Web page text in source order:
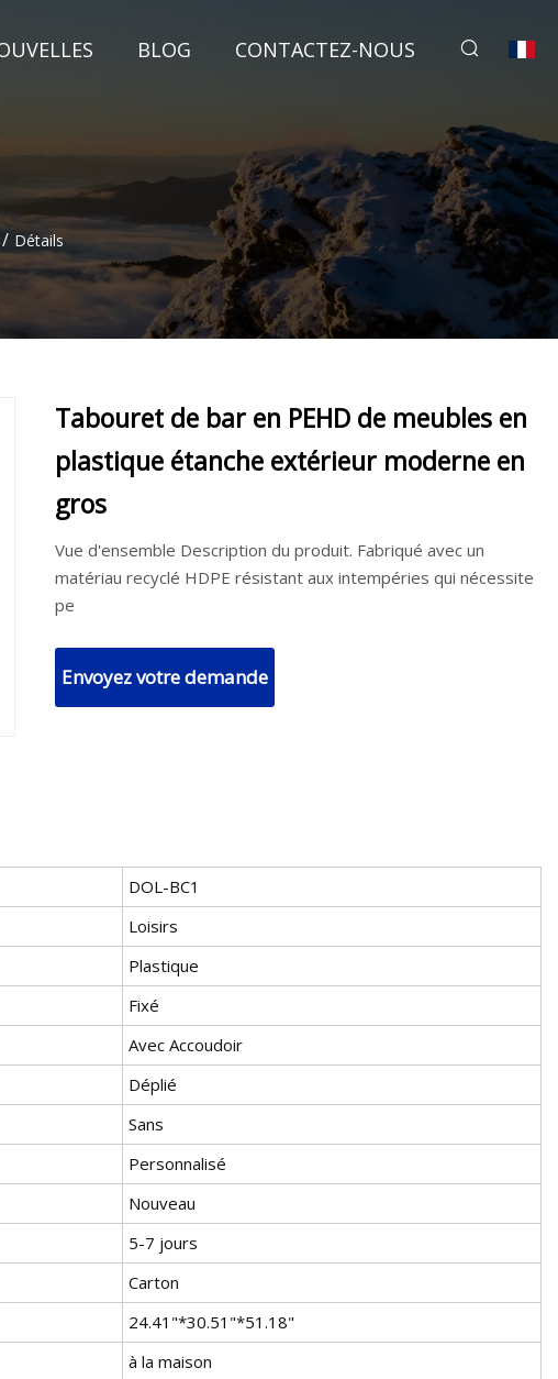
BLOG CONTACTEZ-NOUS
/ Détails
Tabouret de bar en PEHD de meubles en
plastique étanche extérieur moderne en
gros
Vue d'ensemble Description du produit. Fabriqué avec un
matériau recyclé HDPE résistant aux intempéries qui nécessite
pe
Envoyez votre demande
DOL-BC1
Loisirs
Plastique
Fixé
Avec Accoudoir
Déplié
Sans
Personnalisé
Nouveau
5-7 jours
Carton
24.41"*30.51"*51.18"
à la maison